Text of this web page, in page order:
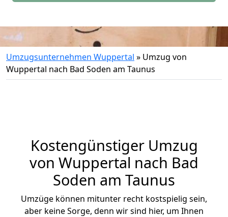
Umzugsunternehmen Wuppertal » Umzug von
Wuppertal nach Bad Soden am Taunus
Kostengünstiger Umzug
von Wuppertal nach Bad
Soden am Taunus
Umzüge können mitunter recht kostspielig sein,
aber keine Sorge, denn wir sind hier, um Ihnen